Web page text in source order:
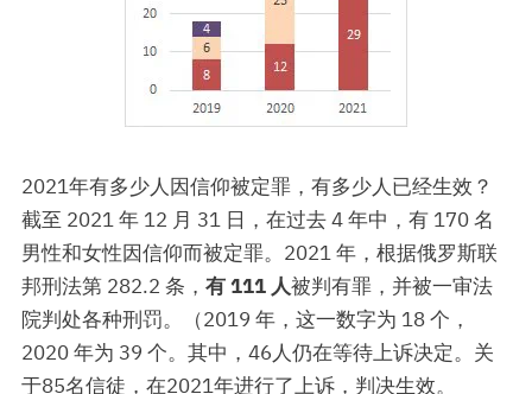
2021年有多少人因信仰被定罪，有多少人已经生效？
截至 2021 年 12 月 31 日，在过去 4 年中，有 170 名
男性和女性因信仰而被定罪。2021 年，根据俄罗斯联
邦刑法第 282.2 条， 有 111 人被判有罪，并被一审法
院判处各种刑罚。（2019 年，这一数字为 18 个，
2020 年为 39 个。其中，46人仍在等待上诉决定。关
于85名信徒，在2021年进行了上诉，判决生效。